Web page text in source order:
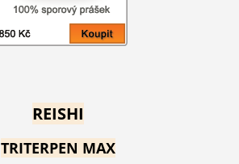
REISHI
TRITERPEN MAX